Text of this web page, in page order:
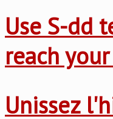
Use S-dd
reach
Unissez